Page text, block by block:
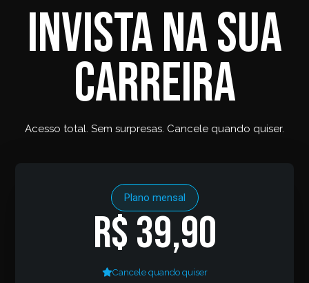
Invista na sua
carreira
Acesso total. Sem surpresas. Cancele quando quiser.
Plano mensal
R$ 39,90
Cancele quando quiser